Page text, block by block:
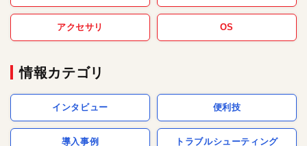
アクセサリ OS
情報カテゴリ
インタビュー 便利技
導入事例 トラブルシューティング